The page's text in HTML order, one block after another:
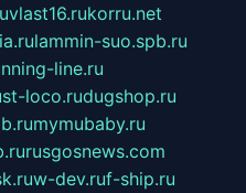
vlast16.rukorru.net
lammin-suo.spb.ru
line.ru
loco.rudugshop.ru
mymubaby.ru
rusgosnews.com
w-dev.ruf-ship.ru